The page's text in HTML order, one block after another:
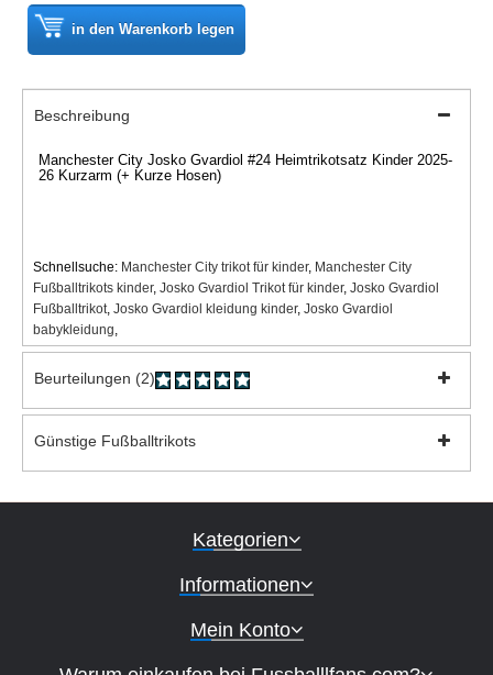
in den Warenkorb legen
Beschreibung
Manchester City Josko Gvardiol #24 Heimtrikotsatz Kinder 2025-
26 Kurzarm (+ Kurze Hosen)
Schnellsuche: Manchester City trikot für kinder, Manchester City
Fußballtrikots kinder, Josko Gvardiol Trikot für kinder, Josko Gvardiol
Fußballtrikot Josko Gvardiol kleidung kinder, Josko Gvardiol
babykleidung
Beurteilungen (2)
Günstige Fußballtrikots
Kategorien
Informationen
Mein Konto